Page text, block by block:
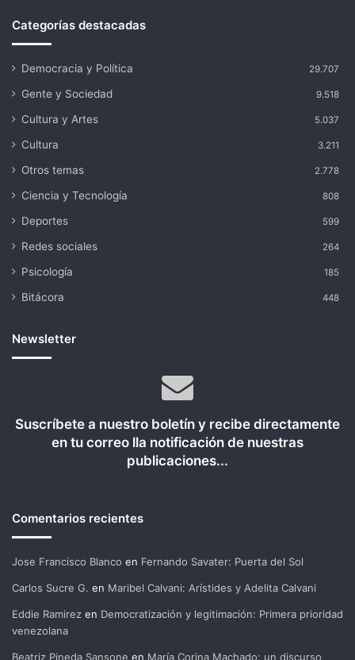
Categorías destacadas
Democracia y Política 29.707
Gente y Sociedad 9.518
Cultura y Artes 5.037
Cultura 3.211
Otros temas 2.778
Ciencia y Tecnología 808
Deportes 599
Redes sociales 264
Psicología 185
Bitácora 448
Newsletter
Suscríbete a nuestro boletín y recibe directamente
en tu correo lla notificación de nuestras
publicaciones...
Comentarios recientes
Jose Francisco Blanco en Fernando Savater: Puerta del Sol
Carlos Sucre G. en Maribel Calvani: Arístides y Adelita Calvani
Eddie Ramirez en Democratización y legitimación: Primera prioridad
venezolana
Beatriz Pineda Sansone en María Corina Machado: un discurso